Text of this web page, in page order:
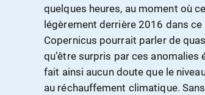
quelques heures, au moment où
légèrement derrière 2016 dans
Copernicus pourrait parler de
qu’être surpris par ces
fait ainsi aucun doute que le
au réchauffement climatique.